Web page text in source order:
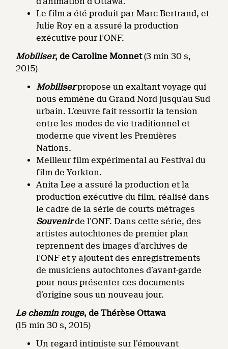
Le film a été produit par Marc Bertrand, et
Julie Roy en a assuré la production
exécutive pour l’ONF.
Mobiliser, de Caroline Monnet(3 min 30 s,
2015)
Mobiliserpropose un exaltant voyage qui
nous emmène du Grand Nord jusqu’au Sud
urbain. L’œuvre fait ressortir la tension
entre les modes de vie traditionnel et
moderne que vivent les Premières
Nations.
Meilleur film expérimental au Festival du
film de Yorkton.
Anita Lee a assuré la production et la
production exécutive du film, réalisé dans
le cadre de la série de courts métrages
Souvenirde l’ONF. Dans cette série, des
artistes autochtones de premier plan
reprennent des images d’archives de
l’ONF et y ajoutent des enregistrements
de musiciens autochtones d’avant-garde
pour nous présenter ces documents
d’origine sous un nouveau jour.
Le chemin rouge, de Thérèse Ottawa
(15 min 30 s, 2015)
Un regard intimiste sur l’émouvant